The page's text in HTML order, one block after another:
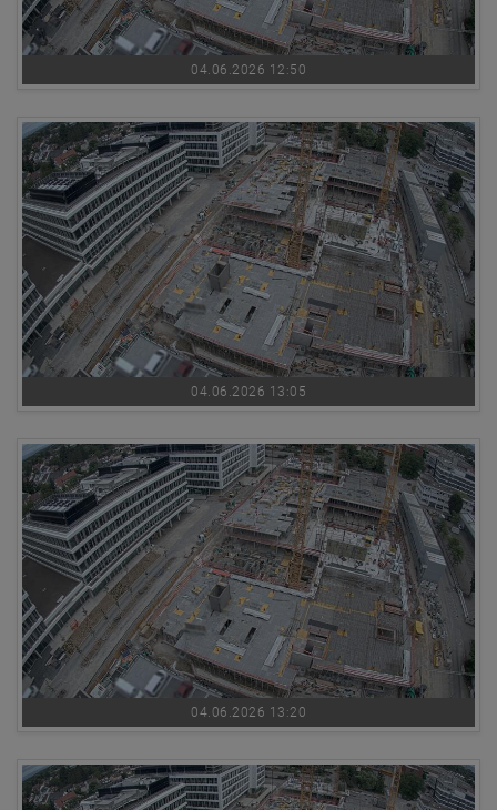
04.06.2026 12:50
04.06.2026 13:05
04.06.2026 13:20